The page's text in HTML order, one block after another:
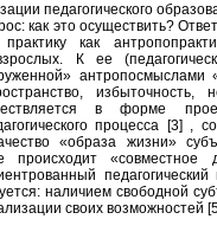
педагогического
как это осуществить?
как
К ее
в форме
процесса [3]
«образа жизни»
«совместное
наличием свободной
своих возможностей